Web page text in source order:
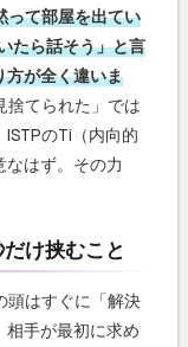
って部屋を出てい
たら話そう」と言
方が全く違いま
捨てられた」では
のTi（内向的
はず。その力
け挟むこと
頭はすぐに「解決
相手が最初に求め